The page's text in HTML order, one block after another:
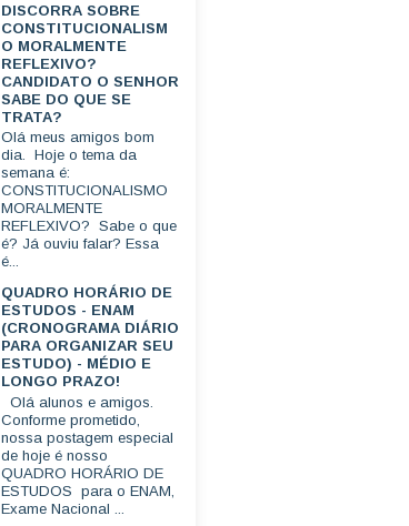
DISCORRA SOBRE
CONSTITUCIONALISM
O MORALMENTE
REFLEXIVO?
CANDIDATO O SENHOR
SABE DO QUE SE
TRATA?
Olá meus amigos bom
dia. Hoje o tema da
semana é:
CONSTITUCIONALISMO
MORALMENTE
REFLEXIVO? Sabe o que
é? Já ouviu falar? Essa
é...
QUADRO HORÁRIO DE
ESTUDOS - ENAM
(CRONOGRAMA DIÁRIO
PARA ORGANIZAR SEU
ESTUDO) - MÉDIO E
LONGO PRAZO!
Olá alunos e amigos.
Conforme prometido,
nossa postagem especial
de hoje é nosso
QUADRO HORÁRIO DE
ESTUDOS para o ENAM,
Exame Nacional ...